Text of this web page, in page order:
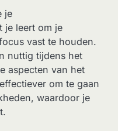
je
je leert om je
vast te houden.
nuttig tijdens het
aspecten van het
om te gaan
waardoor je